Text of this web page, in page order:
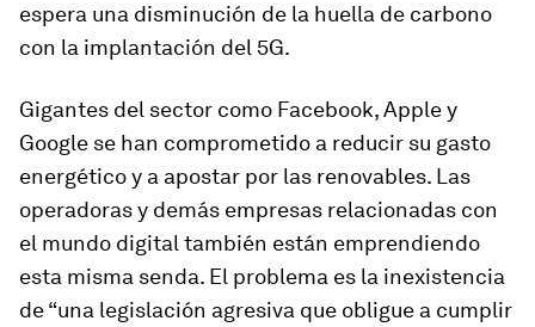
espera una disminución de la huella de carbono
con la implantación del 5G.
Gigantes del sector como Facebook, Apple y
Google se han comprometido a reducir su gasto
energético y a apostar por las renovables. Las
operadoras y demás empresas relacionadas con
el mundo digital también están emprendiendo
esta misma senda. El problema es la inexistencia
de “una legislación agresiva que obligue a cumplir